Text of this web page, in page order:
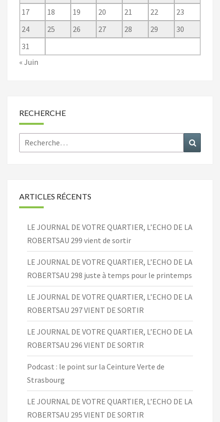
17
18 19 20 21 22
23
24
25 26 27 28 29
30
31
« Juin
RECHERCHE
Rechercher :
ARTICLES RÉCENTS
LE JOURNAL DE VOTRE QUARTIER, L’ECHO DE LA
ROBERTSAU 299 vient de sortir
LE JOURNAL DE VOTRE QUARTIER, L’ECHO DE LA
ROBERTSAU 298 juste à temps pour le printemps
LE JOURNAL DE VOTRE QUARTIER, L’ECHO DE LA
ROBERTSAU 297 VIENT DE SORTIR
LE JOURNAL DE VOTRE QUARTIER, L’ECHO DE LA
ROBERTSAU 296 VIENT DE SORTIR
Podcast : le point sur la Ceinture Verte de
Strasbourg
LE JOURNAL DE VOTRE QUARTIER, L’ECHO DE LA
ROBERTSAU 295 VIENT DE SORTIR